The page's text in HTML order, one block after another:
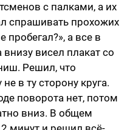
с палками, а их
спрашивать прохожих
пробегал?», а все в
внизу висел плакат со
Решил, что
в ту сторону круга.
поворота нет, потом
вниз. В общем